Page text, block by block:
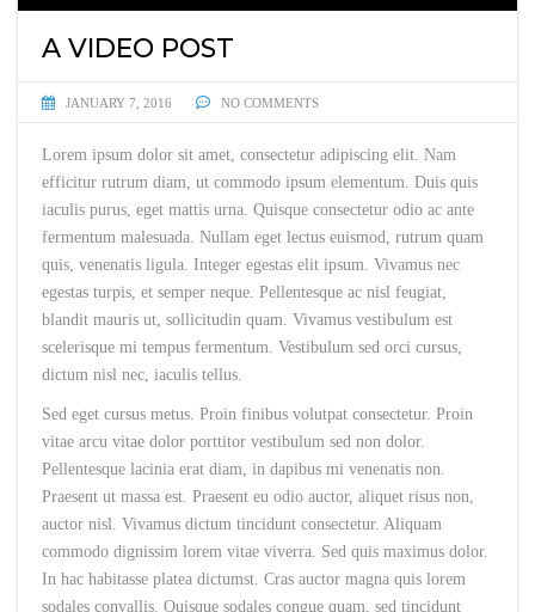
A VIDEO POST
JANUARY 7, 2016 NO COMMENTS
Lorem ipsum dolor sit amet, consectetur adipiscing elit. Nam
efficitur rutrum diam, ut commodo ipsum elementum. Duis quis
iaculis purus, eget mattis urna. Quisque consectetur odio ac ante
fermentum malesuada. Nullam eget lectus euismod, rutrum quam
quis, venenatis ligula. Integer egestas elit ipsum. Vivamus nec
egestas turpis, et semper neque. Pellentesque ac nisl feugiat,
blandit mauris ut, sollicitudin quam. Vivamus vestibulum est
scelerisque mi tempus fermentum. Vestibulum sed orci cursus,
dictum nisl nec, iaculis tellus.
Sed eget cursus metus. Proin finibus volutpat consectetur. Proin
vitae arcu vitae dolor porttitor vestibulum sed non dolor.
Pellentesque lacinia erat diam, in dapibus mi venenatis non.
Praesent ut massa est. Praesent eu odio auctor, aliquet risus non,
auctor nisl. Vivamus dictum tincidunt consectetur. Aliquam
commodo dignissim lorem vitae viverra. Sed quis maximus dolor.
In hac habitasse platea dictumst. Cras auctor magna quis lorem
sodales convallis. Quisque sodales congue quam, sed tincidunt